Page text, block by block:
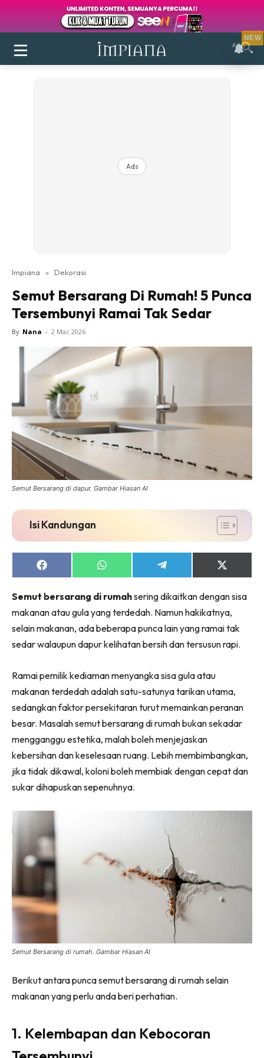
Login|Register
Ruang Makan
Ruang Tamu
Direktori
Interior Design
Landskap
Bilik Air
Bilik Tidur
Dapur
Ruang Makan
Make Over
Bilik Air
Ruang Makan
Menarik Lagi
Impiana Makeover
Makeover Ruang Selebriti
Destinasi
Hotel
Beli Di Mana
Buat Sendiri
Ilham Impiana
Casa Impiana
Impiana MakeOver
Sembang Dekor
Tip Laman
Hub Ideaktiv
Ads
Impiana » Dekorasi
Semut Bersarang Di Rumah! 5 Punca
Tersembunyi Ramai Tak Sedar
By Nana - 2 Mac 2026
Semut Bersarang di dapur. Gambar Hiasan AI
Isi Kandungan
Share
on
Share
on
Share
on
Share
on
(Twitter)
Semut bersarang di rumahsering dikaitkan dengan sisa
makanan atau gula yang terdedah. Namun hakikatnya,
selain makanan, ada beberapa punca lain yang ramai tak
sedar walaupun dapur kelihatan bersih dan tersusun rapi.
Ramai pemilik kediaman menyangka sisa gula atau
makanan terdedah adalah satu-satunya tarikan utama,
sedangkan faktor persekitaran turut memainkan peranan
besar. Masalah semut bersarang di rumah bukan sekadar
mengganggu estetika, malah boleh menjejaskan
kebersihan dan keselesaan ruang. Lebih membimbangkan,
jika tidak dikawal, koloni boleh membiak dengan cepat dan
sukar dihapuskan sepenuhnya.
Semut Bersarang di rumah. Gambar Hiasan AI
Berikut antara punca semut bersarang di rumah selain
makanan yang perlu anda beri perhatian.
1. Kelembapan dan Kebocoran
NEW